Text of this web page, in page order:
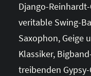
Django-
veritable Swing-
Saxophon, Geige
Klassiker,
treibenden